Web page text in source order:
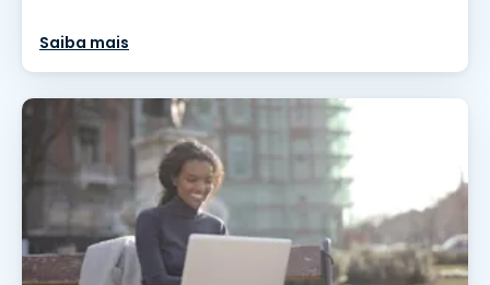
Saiba mais